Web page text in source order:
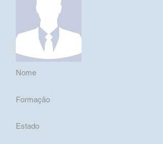
Nome
Formação
Estado